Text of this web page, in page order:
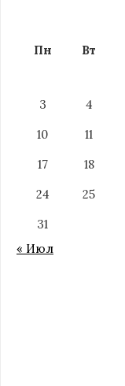
Пн Вт
3
4
10
11
17
18
24
25
31
« Июл